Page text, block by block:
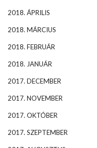
2018. ÁPRILIS
2018. MÁRCIUS
2018. FEBRUÁR
2018. JANUÁR
2017. DECEMBER
2017. NOVEMBER
2017. OKTÓBER
2017. SZEPTEMBER